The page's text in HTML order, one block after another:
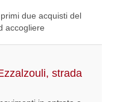
due acquisti del
accogliere
strada